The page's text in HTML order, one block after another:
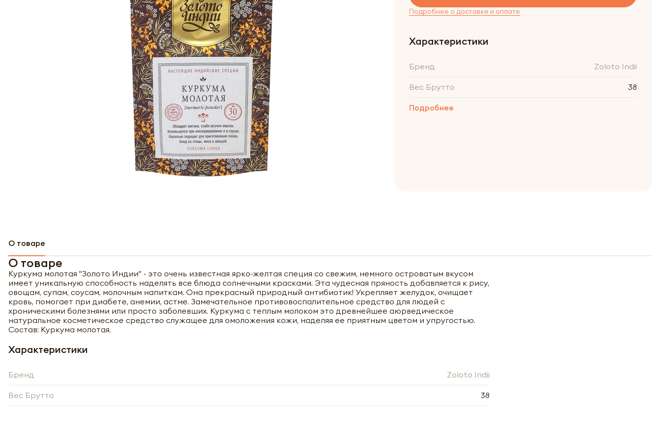
Подробнее о доставке и оплате
Характеристики
Бренд Zoloto Indii
Вес Брутто 38
Подробнее
О товаре
О товаре
Куркума молотая "Золото Индии" - это очень известная ярко-желтая специя со свежим, немного островатым вкусом
имеет уникальную способность наделять все блюда солнечными красками. Эта чудесная пряность добавляется к рису,
овощам, супам, соусам, молочным напиткам. Она прекрасный природный антибиотик! Укрепляет желудок, очищает
кровь, помогает при диабете, анемии, астме. Замечательное противовоспалительное средство для людей с
хроническими болезнями или просто заболевших. Куркума с теплым молоком это древнейшее аюрведическое
натуральное косметическое средство служащее для омоложения кожи, наделяя ее приятным цветом и упругостью.
Состав: Куркума молотая.
Характеристики
Бренд Zoloto Indii
Вес Брутто 38